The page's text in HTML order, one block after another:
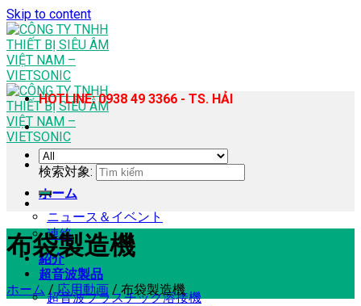
Skip to content
ホーム
ニュース＆イベント
連絡
紹介
超音波製品
超音波プラスチック溶接機
HOTLINE: 0938 49 3366 - TS. HẢI
検索対象:
布袋製造機
ホーム / 応用動画 / 布袋製造機